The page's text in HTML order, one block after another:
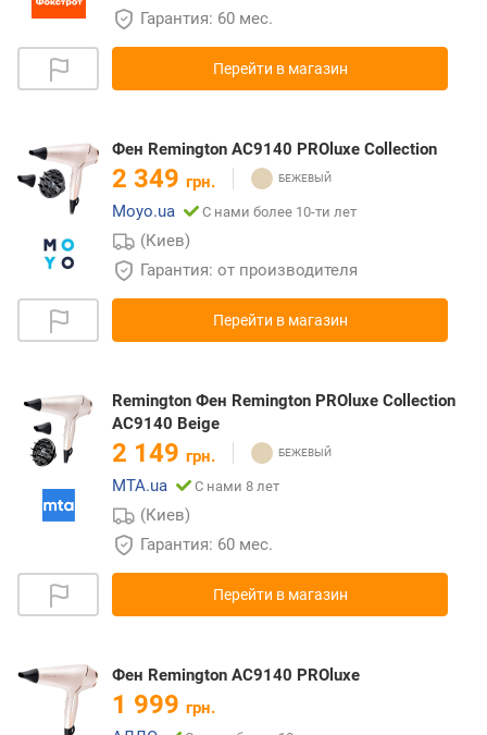
Гарантия: 60 мес.
Перейти в магазин
Фен Remington AC9140 PROluxe Collection
2 349 грн.
Moyo.ua
С нами более 10-ти лет
(Киев)
Гарантия: от производителя
Перейти в магазин
Remington Фен Remington PROluxe Collection
AC9140 Beige
2 149 грн.
MTA.ua
С нами 8 лет
(Киев)
Гарантия: 60 мес.
Перейти в магазин
Фен Remington AC9140 PROluxe
1 999 грн.